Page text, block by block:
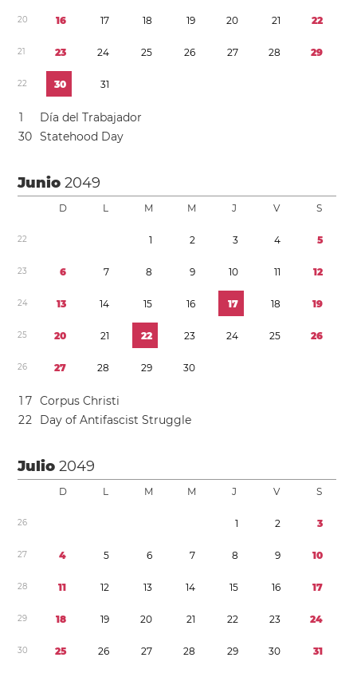
20 16 17 18 19 20 21 22
21 23 24 25 26 27 28 29
22 30 31
1
Día del Trabajador
30 Statehood Day
Junio2049
D L M M J V S
22 1 2 3 4 5
23 6 7 8 9 10 11 12
24 13 14 15 16 17 18 19
25 20 21 22 23 24 25 26
26 27 28 29 30
1 7 Corpus Christi
22 Day of Antifascist Struggle
Julio2049
D L M M J V S
26 1 2 3
27 4 5 6 7 8 9 10
28 11 12 13 14 15 16 17
29 18 19 20 21 22 23 24
30 25 26 27 28 29 30 31